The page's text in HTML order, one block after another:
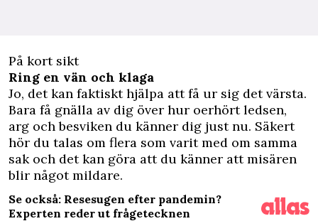
På kort sikt
Ring en vän och klaga
Jo, det kan faktiskt hjälpa att få ur sig det värsta.
Bara få gnälla av dig över hur oerhört ledsen,
arg och besviken du känner dig just nu. Säkert
hör du talas om flera som varit med om samma
sak och det kan göra att du känner att misären
blir något mildare.
Se också: Resesugen efter pandemin?
Experten reder ut frågetecknen